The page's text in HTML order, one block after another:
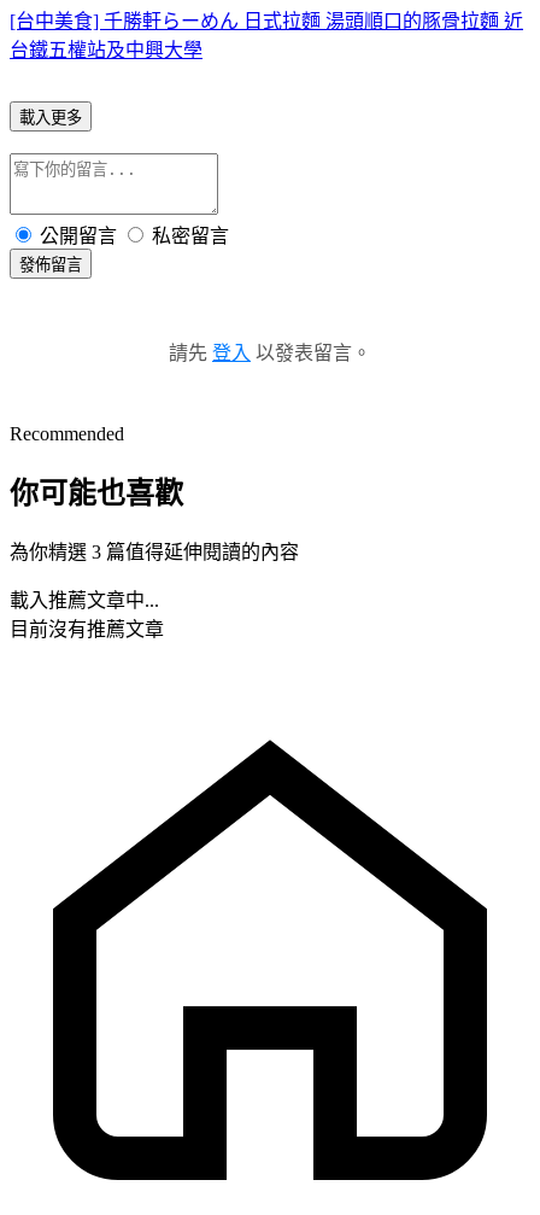
[台中美食] 千勝軒らーめん 日式拉麵 湯頭順口的豚骨拉麵 近
台鐵五權站及中興大學
載入更多
公開留言 私密留言
發佈留言
請先 登入 以發表留言。
Recommended
你可能也喜歡
為你精選 3 篇值得延伸閱讀的內容
載入推薦文章中...
目前沒有推薦文章